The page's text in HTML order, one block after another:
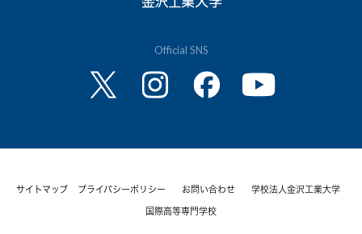
Official SNS
サイトマップ プライバシーポリシー お問い合わせ 学校法人金沢工業大学
国際高等専門学校